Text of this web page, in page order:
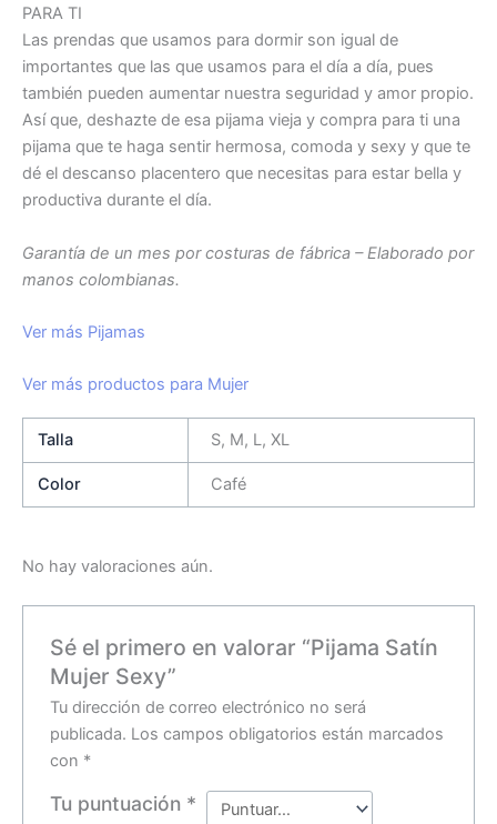
PARA TI
Las prendas que usamos para dormir son igual de
importantes que las que usamos para el día a día, pues
también pueden aumentar nuestra seguridad y amor propio.
Así que, deshazte de esa pijama vieja y compra para ti una
pijama que te haga sentir hermosa, comoda y sexy y que te
dé el descanso placentero que necesitas para estar bella y
productiva durante el día.
Garantía de un mes por costuras de fábrica – Elaborado por
manos colombianas.
Ver más Pijamas
Ver más productos para Mujer
Talla S, M, L, XL
Color Café
No hay valoraciones aún.
Sé el primero en valorar “Pijama Satín
Mujer Sexy”
Tu dirección de correo electrónico no será
publicada. Los campos obligatorios están marcados
con *
Tu puntuación *